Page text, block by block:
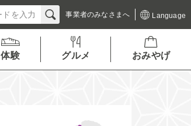
事業者のみなさまへ Language
体験 グルメ おみやげ